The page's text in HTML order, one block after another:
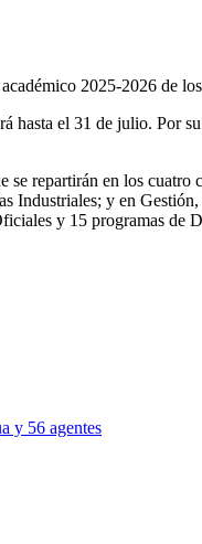
2025-2026 de
el 31 de julio. Por
repartirán en los
Industriales; y en
y 15 programas de
y 56 agentes